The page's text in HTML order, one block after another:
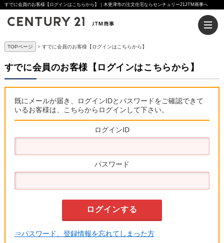
すでに会員のお客様【ログインはこちらから】｜木更津市の注文住宅ならセンチュリー21JTM商事へ
TOPページ すでに会員のお客様【ログインはこちらから】
すでに会員のお客様【ログインはこちらから】
既にメールが届き、ログインIDとパスワードをご確認できて
いるお客様は、こちらからログインして下さい。
ログインID
パスワード
⇒パスワード、登録情報を忘れてしまった方